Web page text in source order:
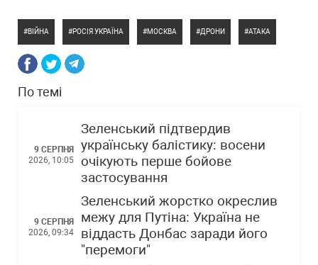
ВІЙНА РОСІЯ УКРАЇНА МОСКВА ДРОНИ АТАКА
По темі
9 СЕРПНЯ
2026, 10:05
Зеленський підтвердив
українську балістику: восени
очікують перше бойове
застосування
9 СЕРПНЯ
2026, 09:34
Зеленський жорстко окреслив
межу для Путіна: Україна не
віддасть Донбас заради його
"перемоги"